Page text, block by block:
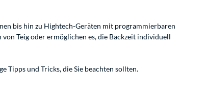
bis hin zu Hightech-Geräten mit programmierbaren
Teig oder ermöglichen es, die Backzeit individuell
Tipps und Tricks, die Sie beachten sollten.